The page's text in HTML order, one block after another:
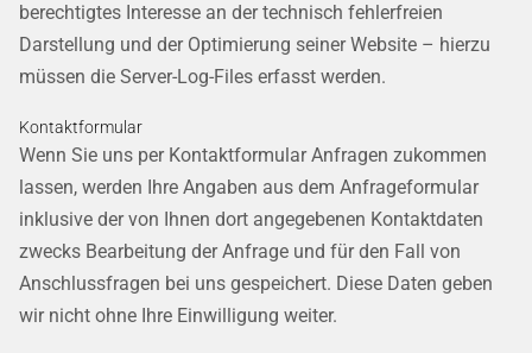
berechtigtes Interesse an der technisch fehlerfreien
Darstellung und der Optimierung seiner Website – hierzu
müssen die Server-Log-Files erfasst werden.
Kontaktformular
Wenn Sie uns per Kontaktformular Anfragen zukommen
lassen, werden Ihre Angaben aus dem Anfrageformular
inklusive der von Ihnen dort angegebenen Kontaktdaten
zwecks Bearbeitung der Anfrage und für den Fall von
Anschlussfragen bei uns gespeichert. Diese Daten geben
wir nicht ohne Ihre Einwilligung weiter.